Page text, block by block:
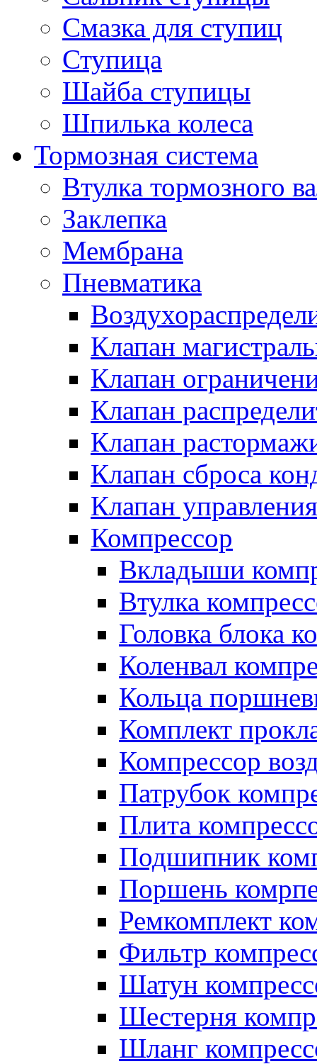
Смазка для ступиц
Ступица
Шайба ступицы
Шпилька колеса
Тормозная система
Втулка тормозного
Заклепка
Мембрана
Пневматика
Клапан
Клапан
Клапан
Клапан
Клапан сброса
Клапан управления
Компрессор
Вкладыши
Втулка
Головка блока
Коленвал
Кольца
Комплект
Компрессор
Патрубок
Плита
Подшипник
Поршень
Ремкомплект
Фильтр
Шатун
Шестерня
Шланг